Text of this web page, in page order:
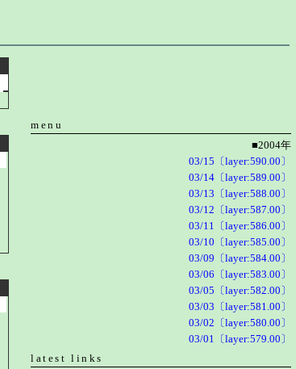
menu
■2004年
03/15〔layer:590.00〕
03/14〔layer:589.00〕
03/13〔layer:588.00〕
03/12〔layer:587.00〕
03/11〔layer:586.00〕
03/10〔layer:585.00〕
03/09〔layer:584.00〕
03/06〔layer:583.00〕
03/05〔layer:582.00〕
03/03〔layer:581.00〕
03/02〔layer:580.00〕
03/01〔layer:579.00〕
latest links